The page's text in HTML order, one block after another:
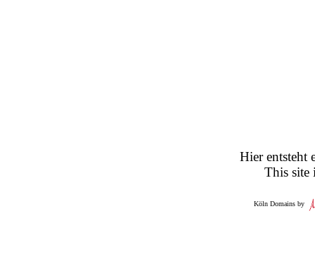
Hier entsteht
This site
Köln Domains by